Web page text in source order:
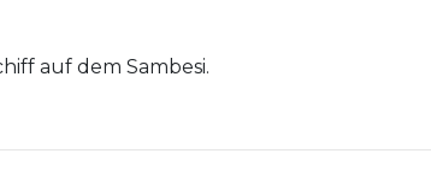
auf dem Sambesi.